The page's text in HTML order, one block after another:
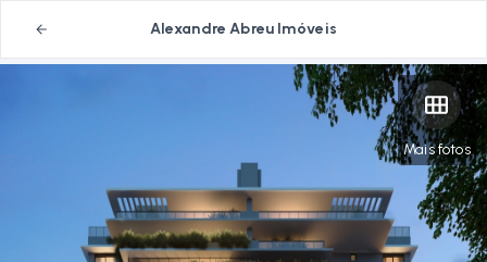
Alexandre Abreu Imóveis
Mais fotos